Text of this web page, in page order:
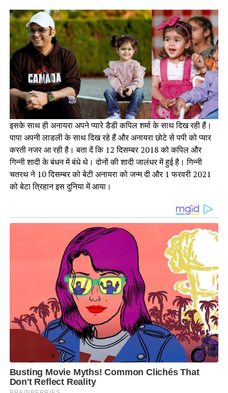
इसके साथ ही अनायरा अपने प्यारे डैडी कपिल शर्मा के साथ दिख रही हैं।
पापा अपनी लाडली के साथ दिख रहे हैं और अनायरा छोटे से पपी को प्यार
करती नजर आ रही है। बता दें कि 12 दिसम्बर 2018 को कपिल और
गिन्नी शादी के बंधन में बंधे थे। दोनों की शादी जालंधर में हुई है। गिन्नी
चतरथ ने 10 दिसम्बर को बेटी अनायरा को जन्म दी और 1 फरवरी 2021
को बेटा त्रिहान इस दुनिया में आया।